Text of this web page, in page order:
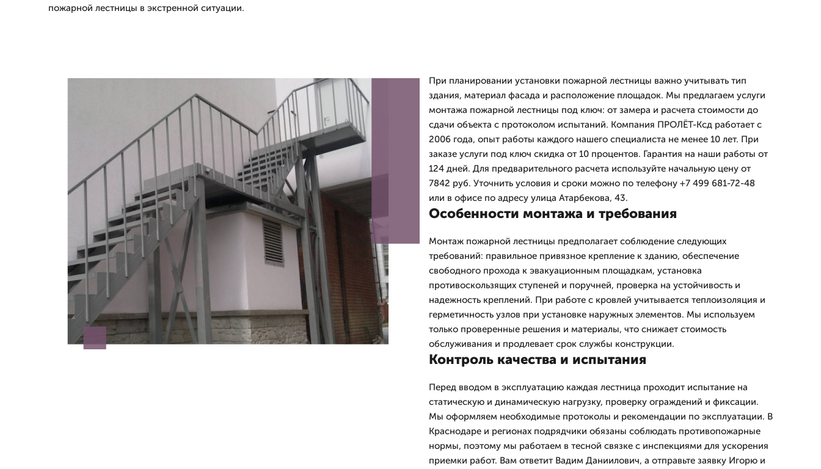
пожарной лестницы в экстренной ситуации.
При планировании установки пожарной лестницы важно учитывать тип
здания, материал фасада и расположение площадок. Мы предлагаем услуги
монтажа пожарной лестницы под ключ: от замера и расчета стоимости до
сдачи объекта с протоколом испытаний. Компания ПРОЛЁТ-Ксд работает с
2006 года, опыт работы каждого нашего специалиста не менее 10 лет. При
заказе услуги под ключ скидка от 10 процентов. Гарантия на наши работы от
124 дней. Для предварительного расчета используйте начальную цену от
7842 руб. Уточнить условия и сроки можно по телефону +7 499 681-72-48
или в офисе по адресу улица Атарбекова, 43.
Особенности монтажа и требования
Монтаж пожарной лестницы предполагает соблюдение следующих
требований: правильное привязное крепление к зданию, обеспечение
свободного прохода к эвакуационным площадкам, установка
противоскользящих ступеней и поручней, проверка на устойчивость и
надежность креплений. При работе с кровлей учитывается теплоизоляция и
герметичность узлов при установке наружных элементов. Мы используем
только проверенные решения и материалы, что снижает стоимость
обслуживания и продлевает срок службы конструкции.
Контроль качества и испытания
Перед вводом в эксплуатацию каждая лестница проходит испытание на
статическую и динамическую нагрузку, проверку ограждений и фиксации.
Мы оформляем необходимые протоколы и рекомендации по эксплуатации. В
Краснодаре и регионах подрядчики обязаны соблюдать противопожарные
нормы, поэтому мы работаем в тесной связке с инспекциями для ускорения
приемки работ. Вам ответит Вадим Даниилович, а отправьте заявку Игорю и